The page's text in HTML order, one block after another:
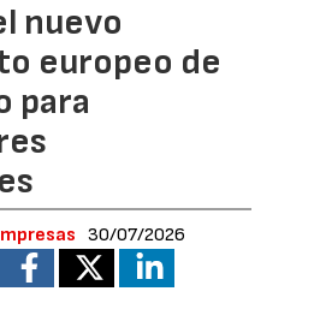
nuevo
europeo de
para
30/07/2026